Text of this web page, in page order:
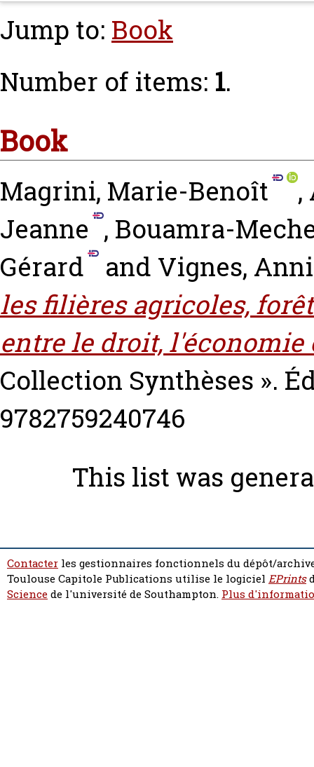
Jump to: Book
Number of items: 1.
Book
Magrini, Marie-Benoît ,
Jeanne , Bouamra-
Gérard
and Vignes,
les filières agricoles,
entre le droit, l'économie
Collection Synthèses ».
9782759240746
This list was
Contacter les gestionnaires fonctionnels du dépôt/
Toulouse Capitole Publications utilise le logiciel EPrints
Sciencede l'université de Southampton. Plus